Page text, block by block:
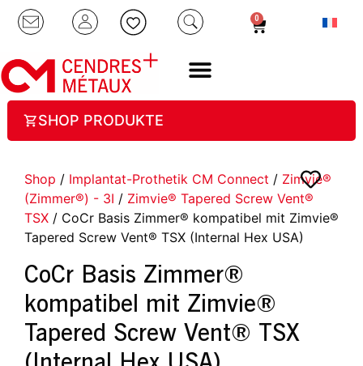
0
SHOP PRODUKTE
Shop / Implantat-Prothetik CM Connect / Zimvie®
(Zimmer®) - 3I / Zimvie® Tapered Screw Vent®
TSX / CoCr Basis Zimmer® kompatibel mit Zimvie®
Tapered Screw Vent® TSX (Internal Hex USA)
CoCr Basis Zimmer®
kompatibel mit Zimvie®
Tapered Screw Vent® TSX